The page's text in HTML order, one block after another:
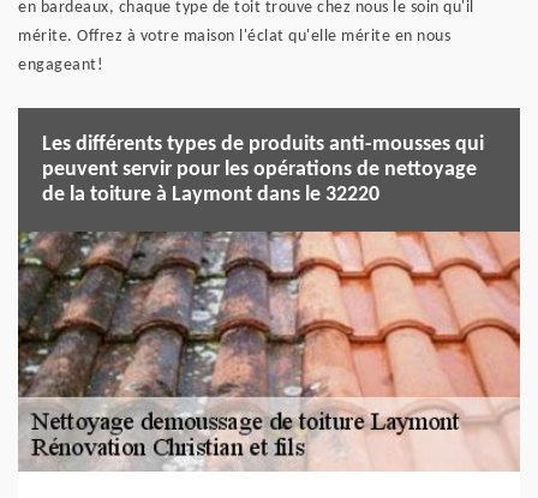
en bardeaux, chaque type de toit trouve chez nous le soin qu'il
mérite. Offrez à votre maison l'éclat qu'elle mérite en nous
engageant!
Les différents types de produits anti-mousses qui
peuvent servir pour les opérations de nettoyage
de la toiture à Laymont dans le 32220